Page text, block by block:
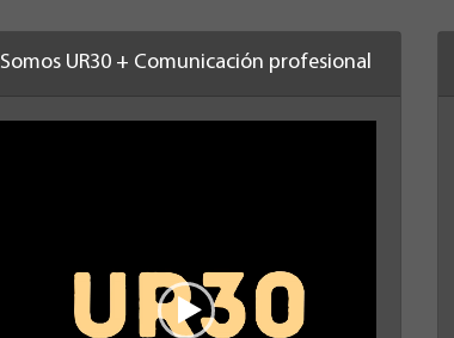
Somos UR30 + Comunicación profesional